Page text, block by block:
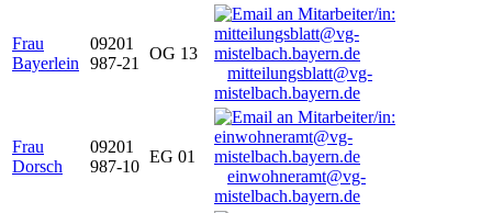
Frau
Bayerlein
09201
987-21
OG 13
mitteilungsblatt@vg-
mistelbach.bayern.de
Frau
Dorsch
09201
987-10
EG 01
einwohneramt@vg-
mistelbach.bayern.de